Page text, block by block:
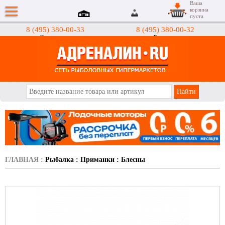
8 (495) 380-00-33
Интернет-магазин
8 (495) 380-00-32
Гипермаркеты
Ваша
корзина
пуста
ГЛАВНАЯ : Рыбалка : Приманки : Блесны